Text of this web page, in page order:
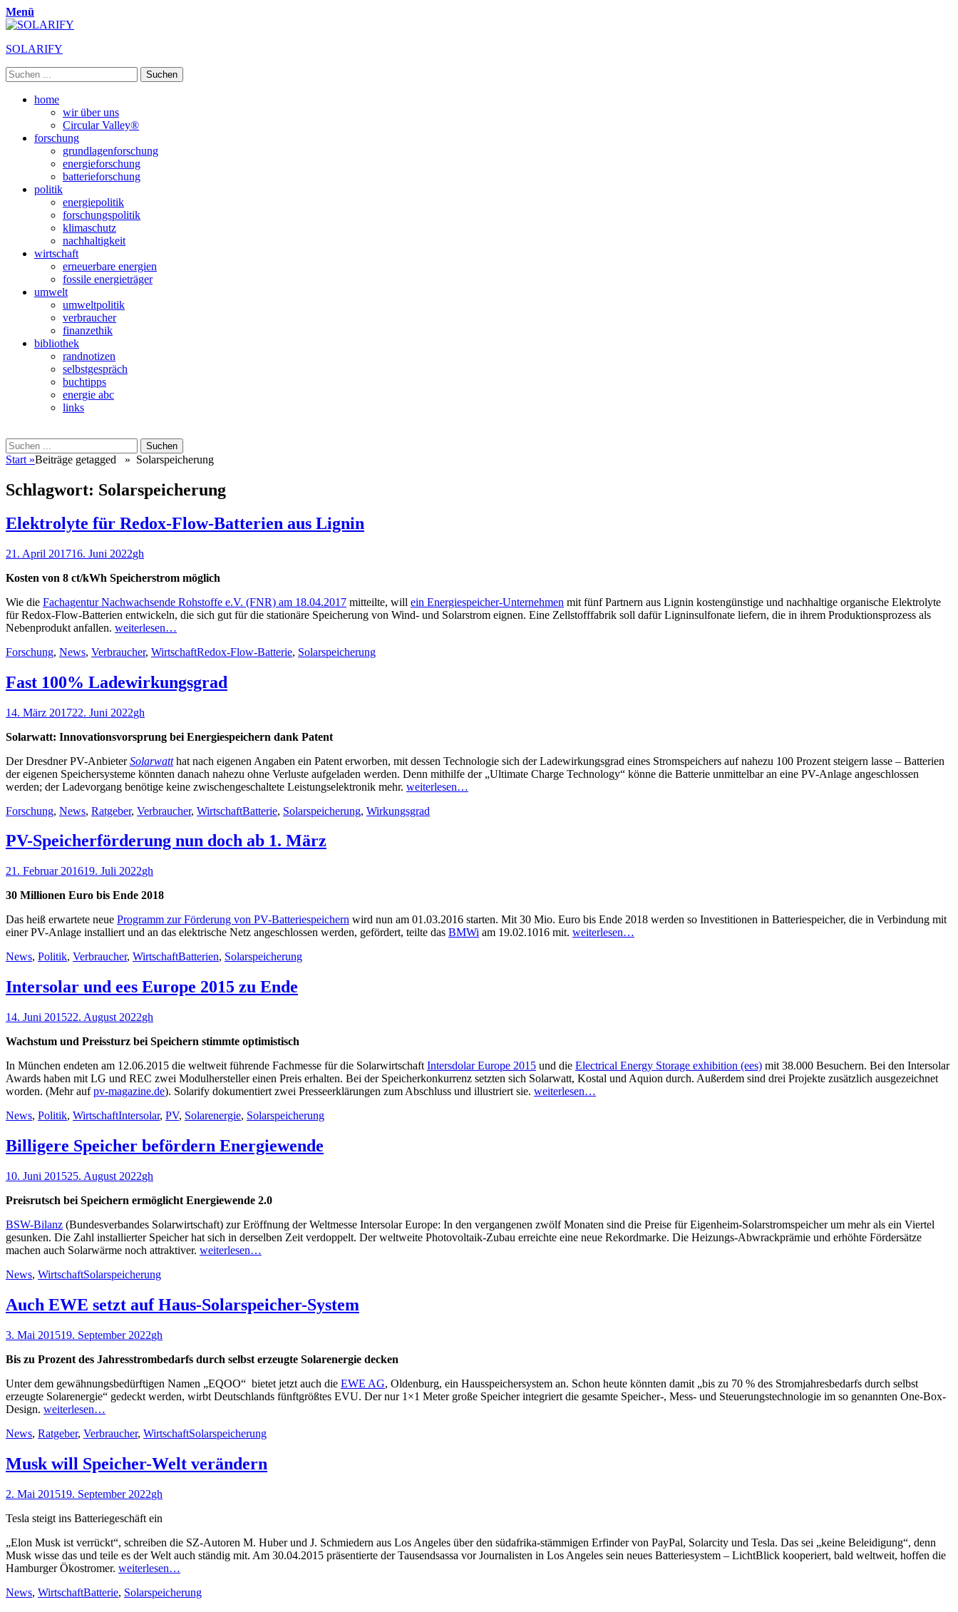
Menü
SOLARIFY
Suchen
nach:
Primäres
Zum
home
wir über uns
Circular Valley®
forschung
grundlagenforschung
energieforschung
batterieforschung
politik
energiepolitik
forschungspolitik
klimaschutz
nachhaltigkeit
wirtschaft
erneuerbare energien
fossile energieträger
umwelt
umweltpolitik
verbraucher
finanzethik
bibliothek
randnotizen
selbstgespräch
buchtipps
energie abc
links
Suchen
Suchen
nach:
Start »Beiträge getagged » Solarspeicherung
Schlagwort: Solarspeicherung
Elektrolyte für Redox-Flow-Batterien aus Lignin
Veröffentlicht
21. April 201716. Juni 2022Autor
gh
Kosten von 8 ct/kWh Speicherstrom möglich
Wie die Fachagentur Nachwachsende Rohstoffe e.V. (FNR) am 18.04.2017 mitteilte, will ein Energiespeicher-Unternehmen mit fünf Partnern aus Lignin kostengünstige und nachhaltige organische Elektrolyte
für Redox-Flow-Batterien entwickeln, die sich gut für die stationäre Speicherung von Wind- und Solarstrom eignen. Eine Zellstofffabrik soll dafür Ligninsulfonate liefern, die in ihrem Produktionsprozess als
Nebenprodukt anfallen. weiterlesen…
Kategorien
Forschung, News, Verbraucher, WirtschaftSchlagworte
Redox-Flow-Batterie, Solarspeicherung
Fast 100% Ladewirkungsgrad
Veröffentlicht
14. März 201722. Juni 2022Autor
gh
Solarwatt: Innovationsvorsprung bei Energiespeichern dank Patent
Der Dresdner PV-AnbieterSolarwatthat nach eigenen Angaben ein Patent erworben, mit dessen Technologie sich der Ladewirkungsgrad eines Stromspeichers auf nahezu 100 Prozent steigern lasse – Batterien
der eigenen Speichersysteme könnten danach nahezu ohne Verluste aufgeladen werden. Denn mithilfe der „Ultimate Charge Technology“ könne die Batterie unmittelbar an eine PV-Anlage angeschlossen
werden; der Ladevorgang benötige keine zwischengeschaltete Leistungselektronik mehr. weiterlesen…
Kategorien
Forschung, News, Ratgeber, Verbraucher, WirtschaftSchlagworte
Batterie, Solarspeicherung, Wirkungsgrad
PV-Speicherförderung nun doch ab 1. März
Veröffentlicht
21. Februar 201619. Juli 2022Autor
gh
30 Millionen Euro bis Ende 2018
Das heiß erwartete neue Programm zur Förderung von PV-Batteriespeichern wird nun am 01.03.2016 starten. Mit 30 Mio. Euro bis Ende 2018 werden so Investitionen in Batteriespeicher, die in Verbindung mit
einer PV-Anlage installiert und an das elektrische Netz angeschlossen werden, gefördert, teilte das BMWi am 19.02.1016 mit. weiterlesen…
Kategorien
News, Politik, Verbraucher, WirtschaftSchlagworte
Batterien, Solarspeicherung
Intersolar und ees Europe 2015 zu Ende
Veröffentlicht
14. Juni 201522. August 2022Autor
gh
Wachstum und Preissturz bei Speichern stimmte optimistisch
In München endeten am 12.06.2015 die weltweit führende Fachmesse für die Solarwirtschaft Intersdolar Europe 2015 und die Electrical Energy Storage exhibition (ees) mit 38.000 Besuchern. Bei den Intersolar
Awards haben mit LG und REC zwei Modulhersteller einen Preis erhalten. Bei der Speicherkonkurrenz setzten sich Solarwatt, Kostal und Aquion durch. Außerdem sind drei Projekte zusätzlich ausgezeichnet
worden. (Mehr aufpv-magazine.de). Solarify dokumentiert zwei Presseerklärungen zum Abschluss und illustriert sie. weiterlesen…
Kategorien
News, Politik, WirtschaftSchlagworte
Intersolar, PV, Solarenergie, Solarspeicherung
Billigere Speicher befördern Energiewende
Veröffentlicht
10. Juni 201525. August 2022Autor
gh
Preisrutsch bei Speichern ermöglicht Energiewende 2.0
BSW-Bilanz (Bundesverbandes Solarwirtschaft) zur Eröffnung der Weltmesse Intersolar Europe: In den vergangenen zwölf Monaten sind die Preise für Eigenheim-Solarstromspeicher um mehr als ein Viertel
gesunken. Die Zahl installierter Speicher hat sich in derselben Zeit verdoppelt. Der weltweite Photovoltaik-Zubau erreichte eine neue Rekordmarke. Die Heizungs-Abwrackprämie und erhöhte Fördersätze
machen auch Solarwärme noch attraktiver. weiterlesen…
Kategorien
News, WirtschaftSchlagworte
Solarspeicherung
Auch EWE setzt auf Haus-Solarspeicher-System
Veröffentlicht
3. Mai 201519. September 2022Autor
gh
Bis zu Prozent des Jahresstrombedarfs durch selbst erzeugte Solarenergie decken
Unter dem gewähnungsbedürftigen Namen „EQOO“ bietet jetzt auch die EWE AG, Oldenburg, ein Hausspeichersystem an. Schon heute könnten damit „bis zu 70 % des Stromjahresbedarfs durch selbst
erzeugte Solarenergie“ gedeckt werden, wirbt Deutschlands fünftgrößtes EVU. Der nur 1×1 Meter große Speicher integriert die gesamte Speicher-, Mess- und Steuerungstechnologie im so genannten One-Box-
Design. weiterlesen…
Kategorien
News, Ratgeber, Verbraucher, WirtschaftSchlagworte
Solarspeicherung
Musk will Speicher-Welt verändern
Veröffentlicht
2. Mai 201519. September 2022Autor
gh
Tesla steigt ins Batteriegeschäft ein
„Elon Musk ist verrückt“, schreiben die SZ-Autoren M. Huber und J. Schmiedern aus Los Angeles über den südafrika-stämmigen Erfinder von PayPal, Solarcity und Tesla. Das sei „keine Beleidigung“, denn
Musk wisse das und teile es der Welt auch ständig mit. Am 30.04.2015 präsentierte der Tausendsassa vor Journalisten in Los Angeles sein neues Batteriesystem – LichtBlick kooperiert, bald weltweit, hoffen die
Hamburger Ökostromer. weiterlesen…
Kategorien
News, WirtschaftSchlagworte
Batterie, Solarspeicherung